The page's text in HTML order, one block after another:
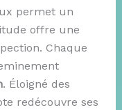
permet un
offre une
Chaque
. Éloigné des
redécouvre ses